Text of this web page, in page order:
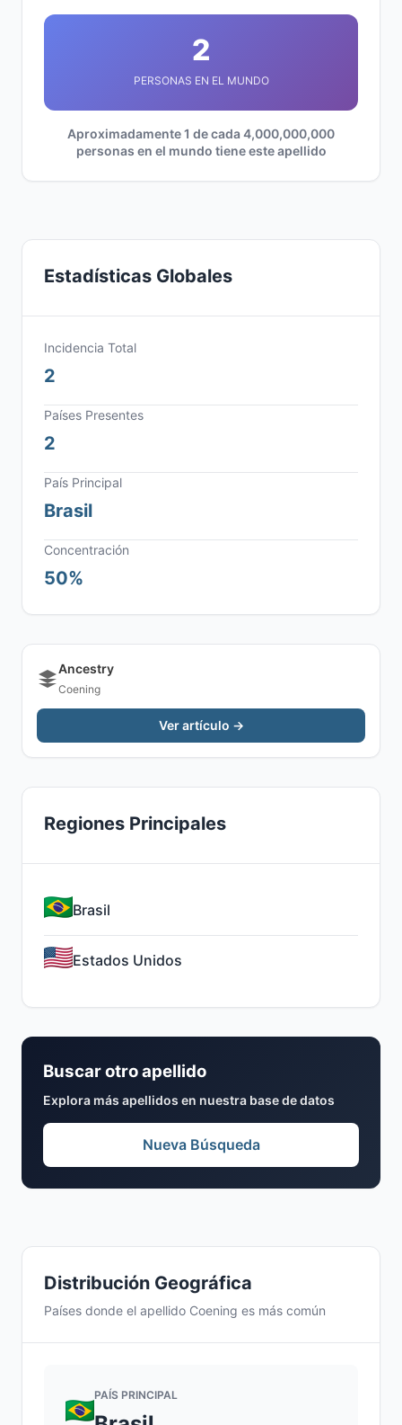
2
PERSONAS EN EL MUNDO
Aproximadamente 1 de cada 4,000,000,000
personas en el mundo tiene este apellido
Distribución Geográfica
Países donde el apellido Coening es más común
PAÍS PRINCIPAL
Estadísticas Globales
Incidencia Total
2
Países Presentes
2
País Principal
Brasil
Concentración
50%
Ancestry
Coening
Ver artículo →
Regiones Principales
Brasil
Estados Unidos
Buscar otro apellido
Explora más apellidos en nuestra base de datos
Nueva Búsqueda